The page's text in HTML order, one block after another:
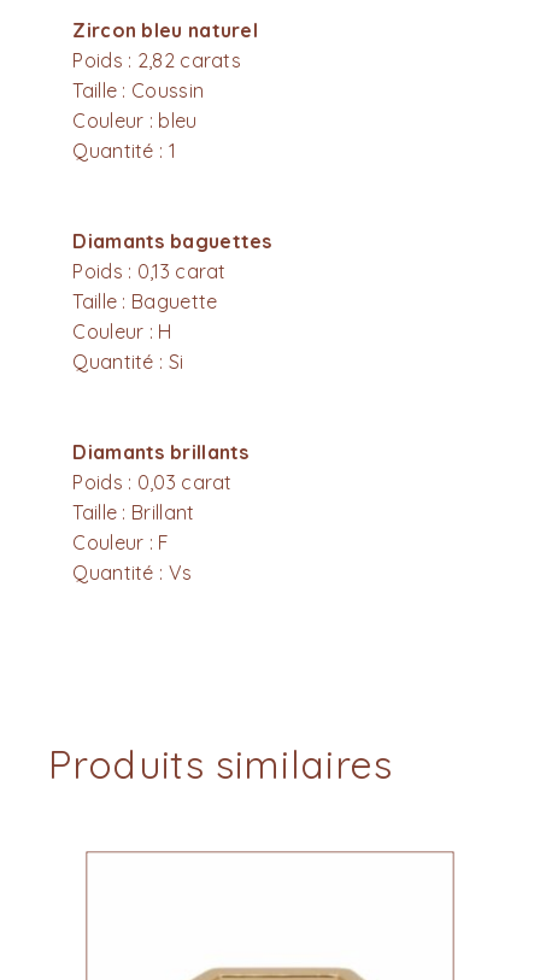
Zircon bleu naturel
Poids : 2,82 carats
Taille : Coussin
Couleur : bleu
Quantité : 1
Diamants baguettes
Poids : 0,13 carat
Taille : Baguette
Couleur : H
Quantité : Si
Diamants brillants
Poids : 0,03 carat
Taille : Brillant
Couleur : F
Quantité : Vs
Produits similaires